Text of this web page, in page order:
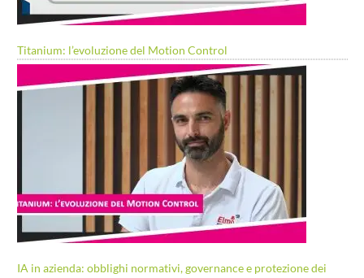
Titanium: l’evoluzione del Motion Control
IA in azienda: obblighi normativi, governance e protezione dei